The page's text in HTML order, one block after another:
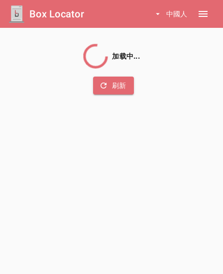
Box Locator arrow_drop_down 中國人 menu
加载中...
refresh 刷新